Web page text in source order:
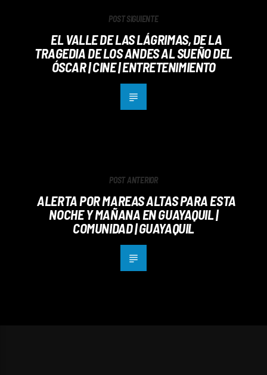
POST SIGUIENTE
EL VALLE DE LAS LÁGRIMAS, DE LA
TRAGEDIA DE LOS ANDES AL SUEÑO DEL
ÓSCAR | CINE | ENTRETENIMIENTO
POST ANTERIOR
ALERTA POR MAREAS ALTAS PARA ESTA
NOCHE Y MAÑANA EN GUAYAQUIL |
COMUNIDAD | GUAYAQUIL